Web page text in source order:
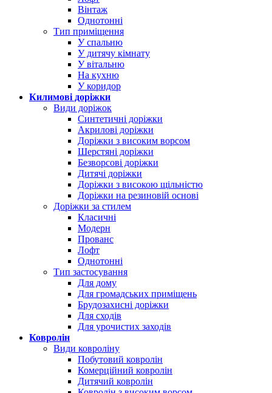
Вінтаж
Однотонні
Тип приміщення
У спальню
У дитячу кімнату
У вітальню
На кухню
У коридор
Килимові доріжки
Види доріжок
Синтетичні доріжки
Акрилові доріжки
Доріжки з високим ворсом
Шерстяні доріжки
Безворсові доріжки
Дитячі доріжки
Доріжки з високою щільністю
Доріжки на резиновій основі
Доріжки за стилем
Класичні
Модерн
Прованс
Лофт
Однотонні
Тип застосування
Для дому
Для громадських приміщень
Брудозахисні доріжки
Для сходів
Для урочистих заходів
Ковролін
Види ковроліну
Побутовий ковролін
Комерційний ковролін
Дитячий ковролін